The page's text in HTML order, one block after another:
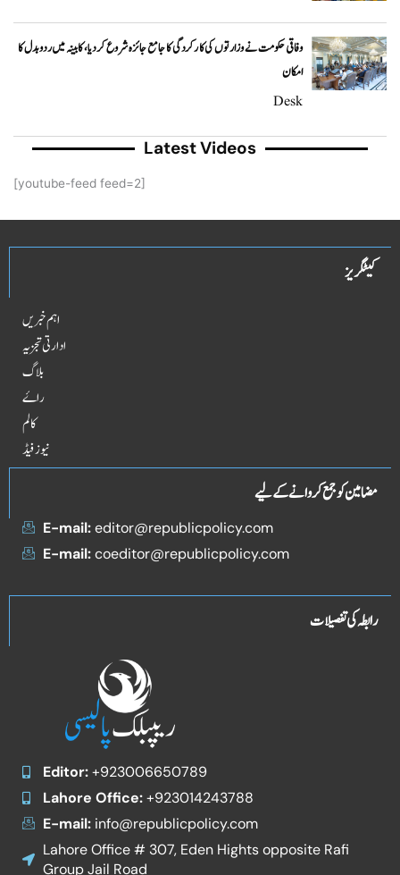
وفاقی حکومت نے وزارتوں کی کارکردگی کا جامع جائزہ شروع کر دیا، کابینہ میں ردوبدل کا
امکان
Desk
Latest Videos
[youtube-feed feed=2]
کیٹگریز
اہم خبریں
ادارتی تجزیہ
بلاگ
راۓ
کالم
نیوز فیڈ
مضامین کو جمع کروانے کے لیے
E-mail:editor@republicpolicy.com
E-mail:coeditor@republicpolicy.com
رابطہ کی تفصیلات
Editor:+923006650789
Lahore Office:+923014243788
E-mail:info@republicpolicy.com
Lahore Office # 307, Eden Hights opposite Rafi
Group Jail Road